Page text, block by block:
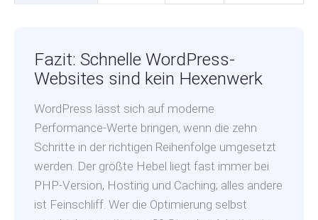
Fazit: Schnelle WordPress-
Websites sind kein Hexenwerk
WordPress lässt sich auf moderne
Performance-Werte bringen, wenn die zehn
Schritte in der richtigen Reihenfolge umgesetzt
werden. Der größte Hebel liegt fast immer bei
PHP-Version, Hosting und Caching; alles andere
ist Feinschliff. Wer die Optimierung selbst